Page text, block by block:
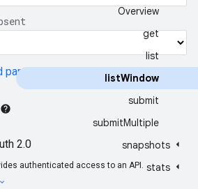
Overview
get
list
listWindow
submit
submitMultiple
snapshots
stats